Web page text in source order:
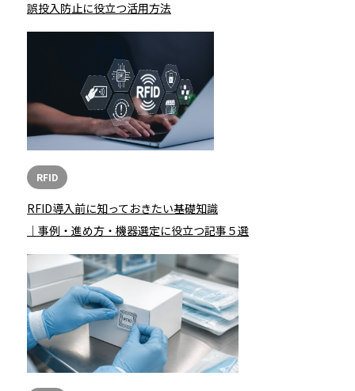
誤投入防止に役立つ活用方法
RFID
RFID導入前に知っておきたい基礎知識
｜事例・進め方・機器選定に役立つ記事５選